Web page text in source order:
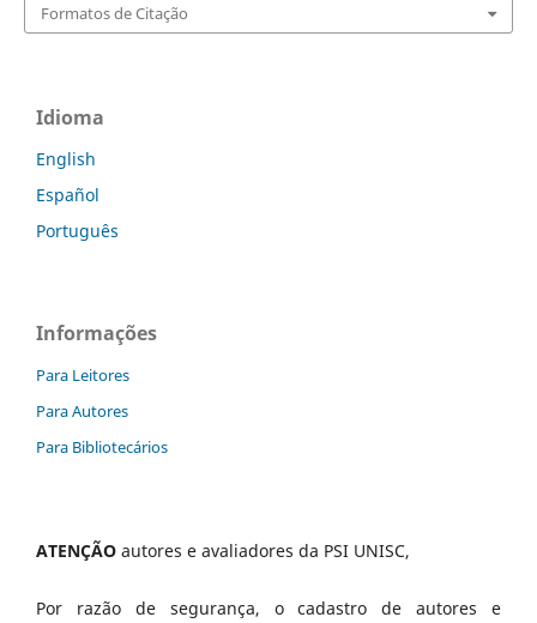
Formatos de Citação
Idioma
English
Español
Português
Informações
Para Leitores
Para Autores
Para Bibliotecários
ATENÇÃO autores e avaliadores da PSI UNISC,
Por razão de segurança, o cadastro de autores e